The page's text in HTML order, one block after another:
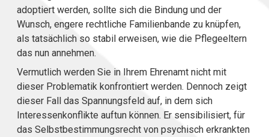
adoptiert werden, sollte sich die Bindung und der
Wunsch, engere rechtliche Familienbande zu knüpfen,
als tatsächlich so stabil erweisen, wie die Pflegeeltern
das nun annehmen.
Vermutlich werden Sie in Ihrem Ehrenamt nicht mit
dieser Problematik konfrontiert werden. Dennoch zeigt
dieser Fall das Spannungsfeld auf, in dem sich
Interessenkonflikte auftun können. Er sensibilisiert, für
das Selbstbestimmungsrecht von psychisch erkrankten